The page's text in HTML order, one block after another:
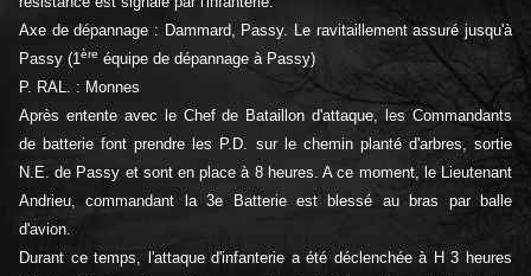
Axe de dépannage : Dammard, Passy. Le ravitaillement assuré jusqu'à
Passy (1ère équipe de dépannage à Passy)
P. RAL. : Monnes
Après entente avec le Chef de Bataillon d'attaque, les Commandants
de batterie font prendre les P.D. sur le chemin planté d'arbres, sortie
N.E. de Passy et sont en place à 8 heures. A ce moment, le Lieutenant
Andrieu, commandant la 3e Batterie est blessé au bras par balle
d'avion.
Durant ce temps, l'attaque d'infanterie a été déclenchée à H 3 heures